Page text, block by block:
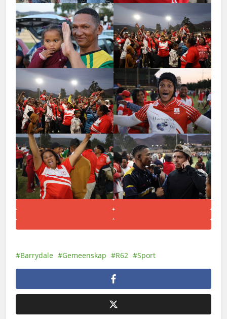
Barrydale Gemeenskap R62 Sport